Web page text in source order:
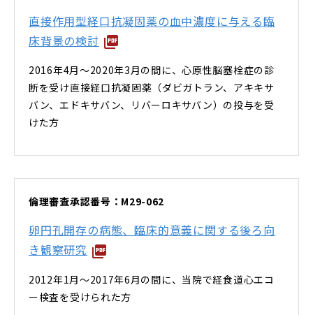
直接作用型経口抗凝固薬の血中濃度に与える臨
床背景の検討
2016年4月～2020年3月の間に、心原性脳塞栓症の診
断を受け直接経口抗凝固薬（ダビガトラン、アキキサ
バン、エドキサバン、リバーロキサバン）の投与を受
けた方
倫理審査承認番号：M29-062
卵円孔開存の病態、臨床的意義に関する後ろ向
き観察研究
2012年1月～2017年6月の間に、当院で経食道心エコ
ー検査を受けられた方